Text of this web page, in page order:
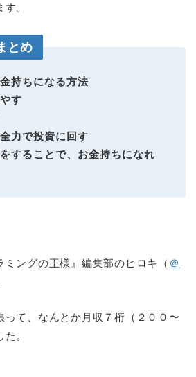
。
とめ
持ちになる方法
す
力で投資に回す
することで、お金持ちになれ
ミングの王様』編集部のヒロキ（ ＠
って、なんとか月収７桁（２００〜
。